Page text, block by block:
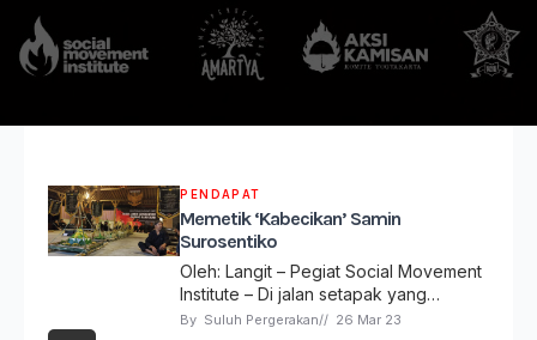
PENDAPAT
Memetik ‘Kabecikan’ Samin
Surosentiko
Oleh: Langit – Pegiat Social Movement
Institute – Di jalan setapak yang…
By Suluh Pergerakan// 26 Mar 23